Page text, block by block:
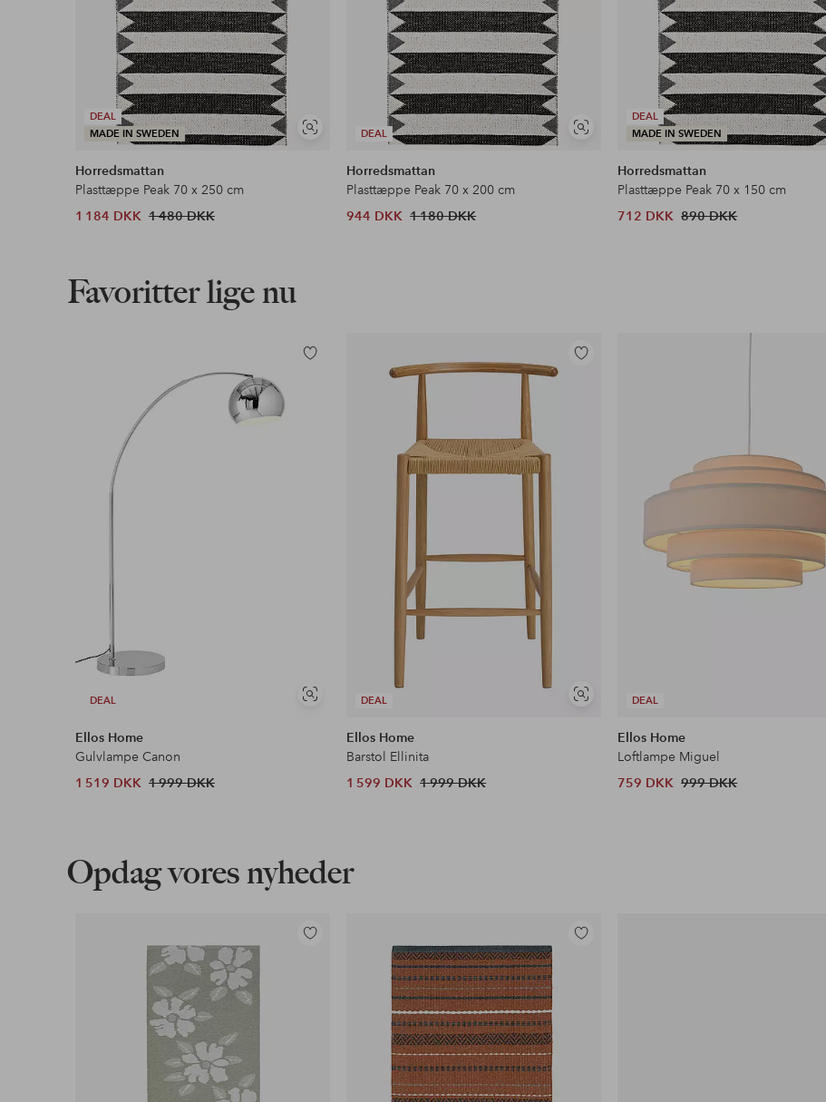
DEAL
MADE IN SWEDEN
Se
Horredsmattan
Plasttæppe Peak 70 x 250 cm
1 184 DKK 1 480 DKK
DEAL
Se
Horredsmattan
Plasttæppe Peak 70 x 200 cm
944 DKK 1 180 DKK
DEAL
MADE IN SWEDEN
Horredsmattan
Plasttæppe Peak 70 x 150 cm
712 DKK 890 DKK
Favoritter lige nu
DEAL
Se
Tilføj
Ellos Home
Gulvlampe Canon
1 519 DKK 1 999 DKK
DEAL
Se
Tilføj
Ellos Home
Barstol Ellinita
1 599 DKK 1 999 DKK
DEAL
Ellos Home
Loftlampe Miguel
759 DKK 999 DKK
Opdag vores nyheder
Tilføj
Tilføj